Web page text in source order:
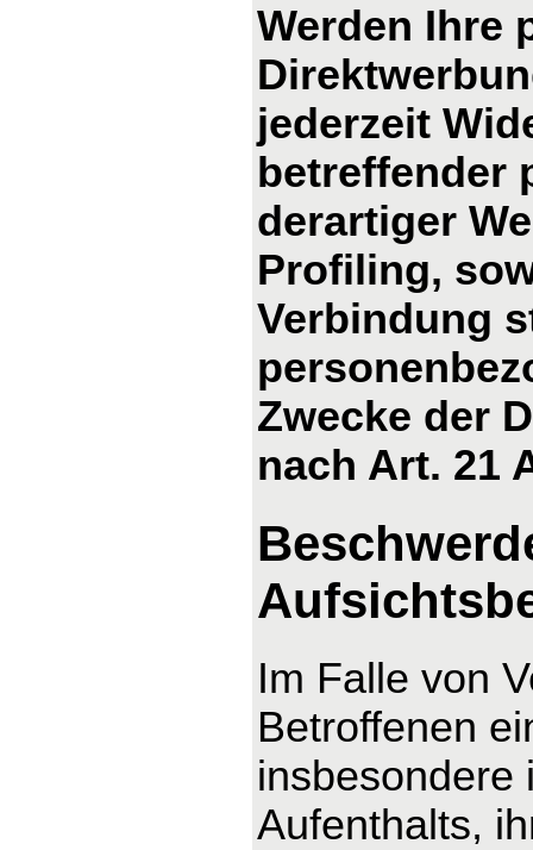
Werden Ihre
jederzeit
betreffender
derartiger
Profiling,
Verbindung
Zwecke der
nach Art. 21
Im Falle von
Betroffenen
insbesondere
Aufenthalts,